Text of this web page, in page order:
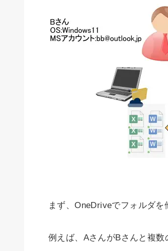
まず、OneDriveでフォルダを
例えば、AさんがBさんと複数